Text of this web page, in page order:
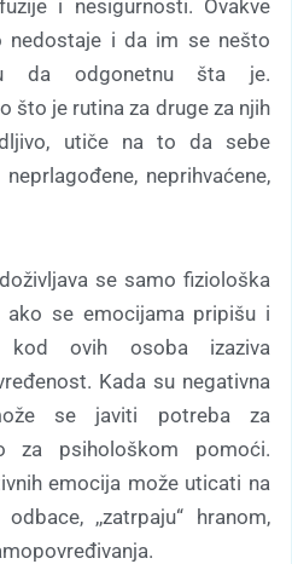
i nesigurnosti. Ovakve
nedostaje i da im se nešto
da odgonetnu šta je.
što je rutina za druge za njih
utiče na to da sebe
neprihvaćene,
se samo fiziološka
ako se emocijama pripišu i
ovih osoba izaziva
Kada su negativna
se javiti potreba za
za psihološkom pomoći.
emocija može uticati na
,,zatrpaju“ hranom,